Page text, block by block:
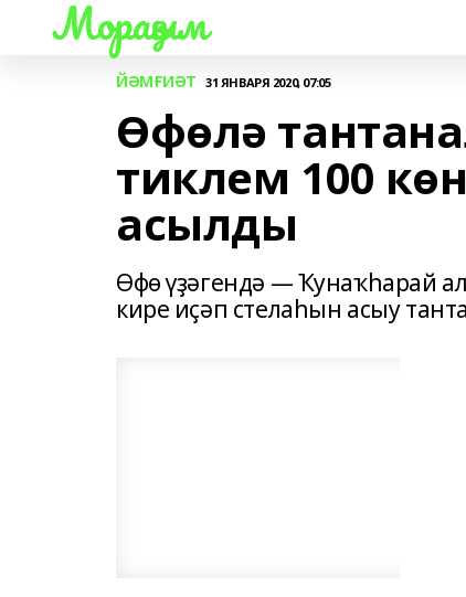
Мораҙым
ЙӘМҒИӘТ 31 ЯНВАРЯ 2020, 07:05
Өфөлә
тиклем 100
асылды
Өфө үҙәгендә — Ҡунаҡһарай
кире иҫәп стелаһын асыу